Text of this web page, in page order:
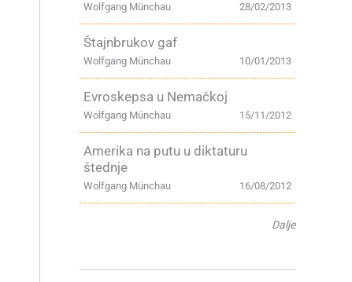
28/02/2013
Wolfgang Münchau
Štajnbrukov gaf
10/01/2013
Wolfgang Münchau
Evroskepsa u Nemačkoj
15/11/2012
Wolfgang Münchau
Amerika na putu u diktaturu
štednje
16/08/2012
Wolfgang Münchau
Dalje